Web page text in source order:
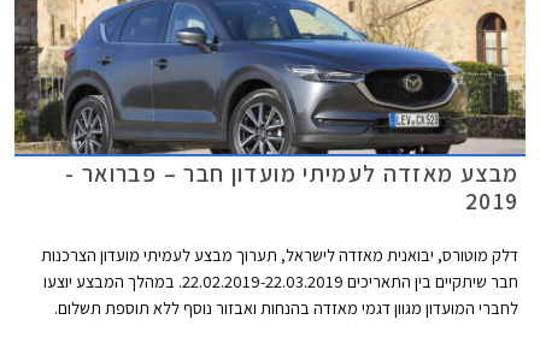
מבצע מאזדה לעמיתי מועדון חבר – פברואר -
2019
דלק מוטורס, יבואנית מאזדה לישראל, תערוך מבצע לעמיתי מועדון הצרכנות
חבר שיתקיים בין התאריכים 22.02.2019-22.03.2019. במהלך המבצע יוצעו
לחברי המועדון מגוון דגמי מאזדה בהנחות ואבזור נוסף ללא תוספת תשלום.